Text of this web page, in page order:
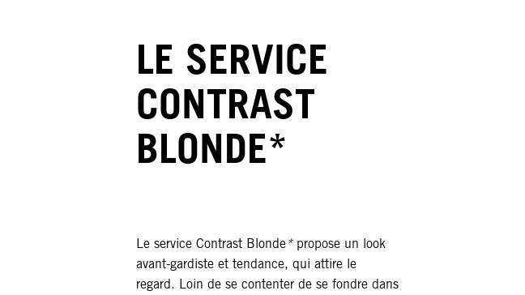
LE SERVICE
CONTRAST
BLONDE*
Le service Contrast Blonde*propose un look
avant-gardiste et tendance, qui attire le
regard. Loin de se contenter de se fondre dans